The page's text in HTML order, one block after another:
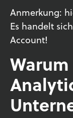
Anmerkung:
Es handelt
Account!